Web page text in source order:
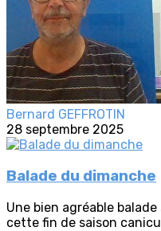
Bernard GEFFROTIN
28 septembre 2025
Balade du dimanche
Une bien agréable
cette fin de saison